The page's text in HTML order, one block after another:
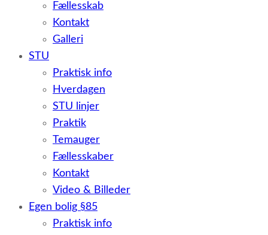
Fællesskab
Kontakt
Galleri
STU
Praktisk info
Hverdagen
STU linjer
Praktik
Temauger
Fællesskaber
Kontakt
Video & Billeder
Egen bolig §85
Praktisk info